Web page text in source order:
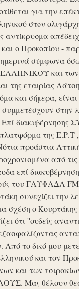
για την
στον
ο Προκοπίου -
σύμφωνα
και των
της εταιρίας
και σήμερα,
στην
Επί
της Ε.Ρ.Τ
προάστια
από
επί
του ΓΛΥΦΑΔΑ FM
συνεχίζει την
ο Κουρτάκης
ότι ''ουδείς
το δικό μου
και τον
και των
Μας θέλουν